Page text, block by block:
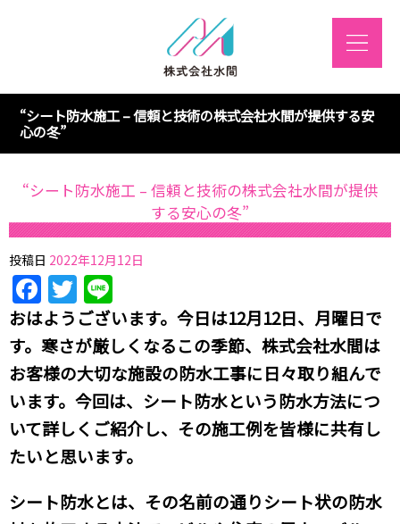
“シート防水施工 – 信頼と技術の株式会社水間が提供する安
心の冬”
“シート防水施工 – 信頼と技術の株式会社水間が提供
する安心の冬”
投稿日 2022年12月12日
Facebook
Twitter
おはようございます。今日は12月12日、月曜日で
す。寒さが厳しくなるこの季節、株式会社水間は
お客様の大切な施設の防水工事に日々取り組んで
います。今回は、シート防水という防水方法につ
いて詳しくご紹介し、その施工例を皆様に共有し
たいと思います。
シート防水とは、その名前の通りシート状の防水